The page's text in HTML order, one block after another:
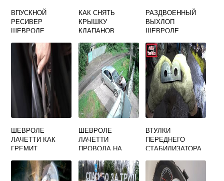
ВПУСКНОЙ
РЕСИВЕР
ШЕВРОЛЕ
КАК СНЯТЬ
КРЫШКУ
КЛАПАНОВ
ЛАЧЕТТИ
РАЗДВОЕННЫЙ
ВЫХЛОП
ШЕВРОЛЕ
ШЕВРОЛЕ
ЛАЧЕТТИ КАК
ГРЕМИТ
ШЕВРОЛЕ
ЛАЧЕТТИ
ПРОВОДА НА
ВТУЛКИ
ПЕРЕДНЕГО
СТАБИЛИЗАТОРА
ЛАЧЕТТИ
ХЭТЧБЕК